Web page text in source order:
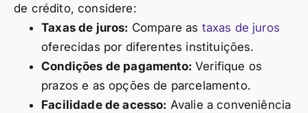
de crédito, considere:
Taxas de juros: Compare as taxas de juros
oferecidas por diferentes instituições.
Condições de pagamento: Verifique os
prazos e as opções de parcelamento.
Facilidade de acesso: Avalie a conveniência